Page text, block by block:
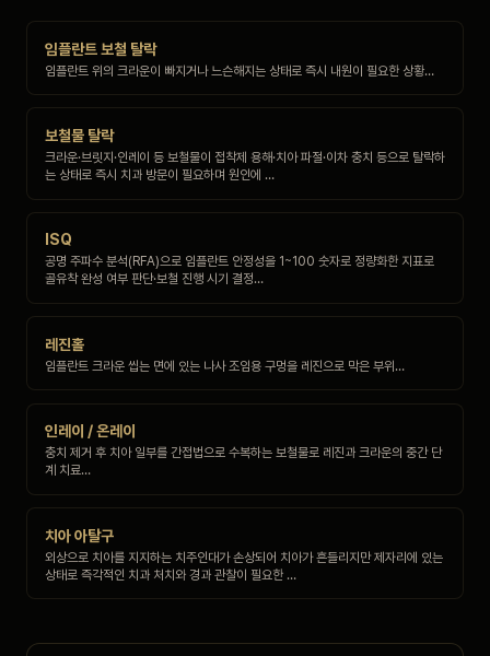
임플란트 보철 탈락
임플란트 위의 크라운이 빠지거나 느슨해지는 상태로 즉시 내원이 필요한 상황…
보철물 탈락
크라운·브릿지·인레이 등 보철물이 접착제 용해·치아 파절·이차 충치 등으로 탈락하
는 상태로 즉시 치과 방문이 필요하며 원인에 …
ISQ
공명 주파수 분석(RFA)으로 임플란트 안정성을 1~100 숫자로 정량화한 지표로
골유착 완성 여부 판단·보철 진행 시기 결정…
레진홀
임플란트 크라운 씹는 면에 있는 나사 조임용 구멍을 레진으로 막은 부위…
인레이 / 온레이
충치 제거 후 치아 일부를 간접법으로 수복하는 보철물로 레진과 크라운의 중간 단
계 치료…
치아 아탈구
외상으로 치아를 지지하는 치주인대가 손상되어 치아가 흔들리지만 제자리에 있는
상태로 즉각적인 치과 처치와 경과 관찰이 필요한 …